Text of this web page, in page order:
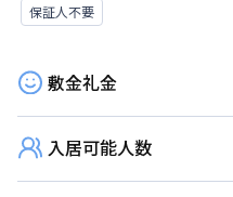
保証人不要
敷金礼金
入居可能人数